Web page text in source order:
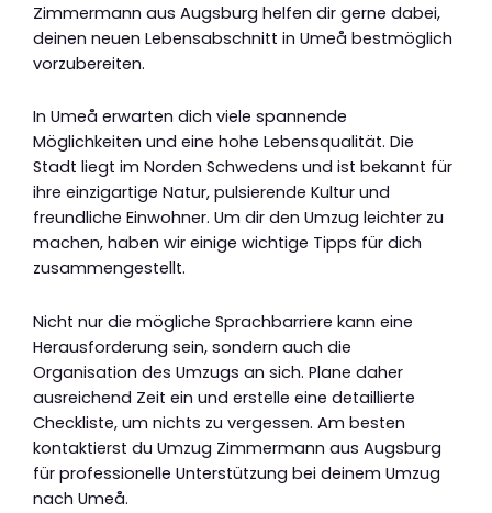
Zimmermann aus Augsburg helfen dir gerne dabei,
deinen neuen Lebensabschnitt in Umeå bestmöglich
vorzubereiten.
In Umeå erwarten dich viele spannende
Möglichkeiten und eine hohe Lebensqualität. Die
Stadt liegt im Norden Schwedens und ist bekannt für
ihre einzigartige Natur, pulsierende Kultur und
freundliche Einwohner. Um dir den Umzug leichter zu
machen, haben wir einige wichtige Tipps für dich
zusammengestellt.
Nicht nur die mögliche Sprachbarriere kann eine
Herausforderung sein, sondern auch die
Organisation des Umzugs an sich. Plane daher
ausreichend Zeit ein und erstelle eine detaillierte
Checkliste, um nichts zu vergessen. Am besten
kontaktierst du Umzug Zimmermann aus Augsburg
für professionelle Unterstützung bei deinem Umzug
nach Umeå.